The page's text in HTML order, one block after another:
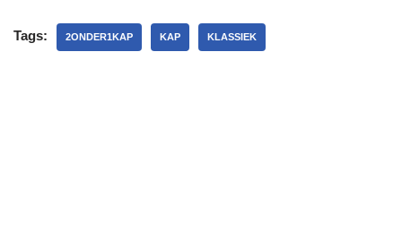
Tags: 2ONDER1KAP KAP KLASSIEK